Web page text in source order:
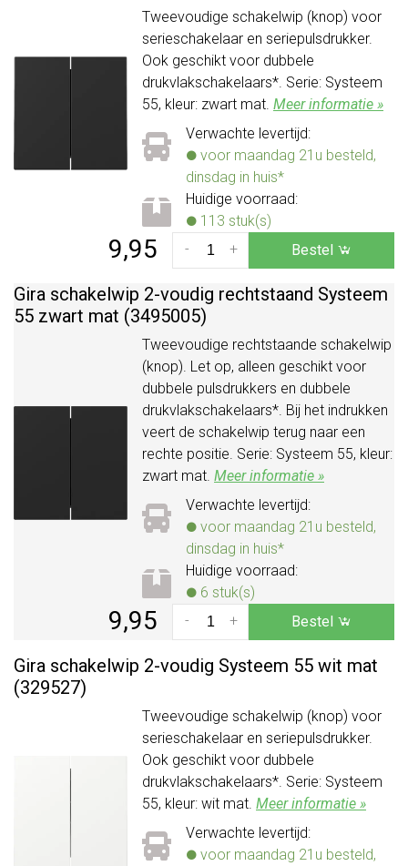
Tweevoudige schakelwip (knop) voor
serieschakelaar en seriepulsdrukker.
Ook geschikt voor dubbele
drukvlakschakelaars*. Serie: Systeem
55, kleur: zwart mat. Meer informatie »
Verwachte levertijd:
voor maandag 21u besteld,
dinsdag in huis*
Huidige voorraad:
113 stuk(s)
9,95 +
- Bestel
Gira schakelwip 2-voudig rechtstaand Systeem
55 zwart mat (3495005)
Tweevoudige rechtstaande schakelwip
(knop). Let op, alleen geschikt voor
dubbele pulsdrukkers en dubbele
drukvlakschakelaars*. Bij het indrukken
veert de schakelwip terug naar een
rechte positie. Serie: Systeem 55, kleur:
zwart mat. Meer informatie »
Verwachte levertijd:
voor maandag 21u besteld,
dinsdag in huis*
Huidige voorraad:
6 stuk(s)
9,95 +
- Bestel
Gira schakelwip 2-voudig Systeem 55 wit mat
(329527)
Tweevoudige schakelwip (knop) voor
serieschakelaar en seriepulsdrukker.
Ook geschikt voor dubbele
drukvlakschakelaars*. Serie: Systeem
55, kleur: wit mat. Meer informatie »
Verwachte levertijd:
voor maandag 21u besteld,